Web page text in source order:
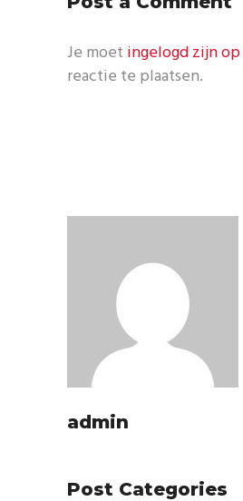
Je moet ingelogd zijn op
reactie te plaatsen.
admin
Post Categories